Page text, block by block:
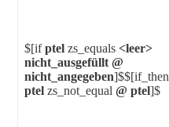
$[ifptel zs_equals <leer>
nicht_ausgefüllt @
nicht_angegeben]$$[if_then
ptel zs_not_equal @ ptel]$